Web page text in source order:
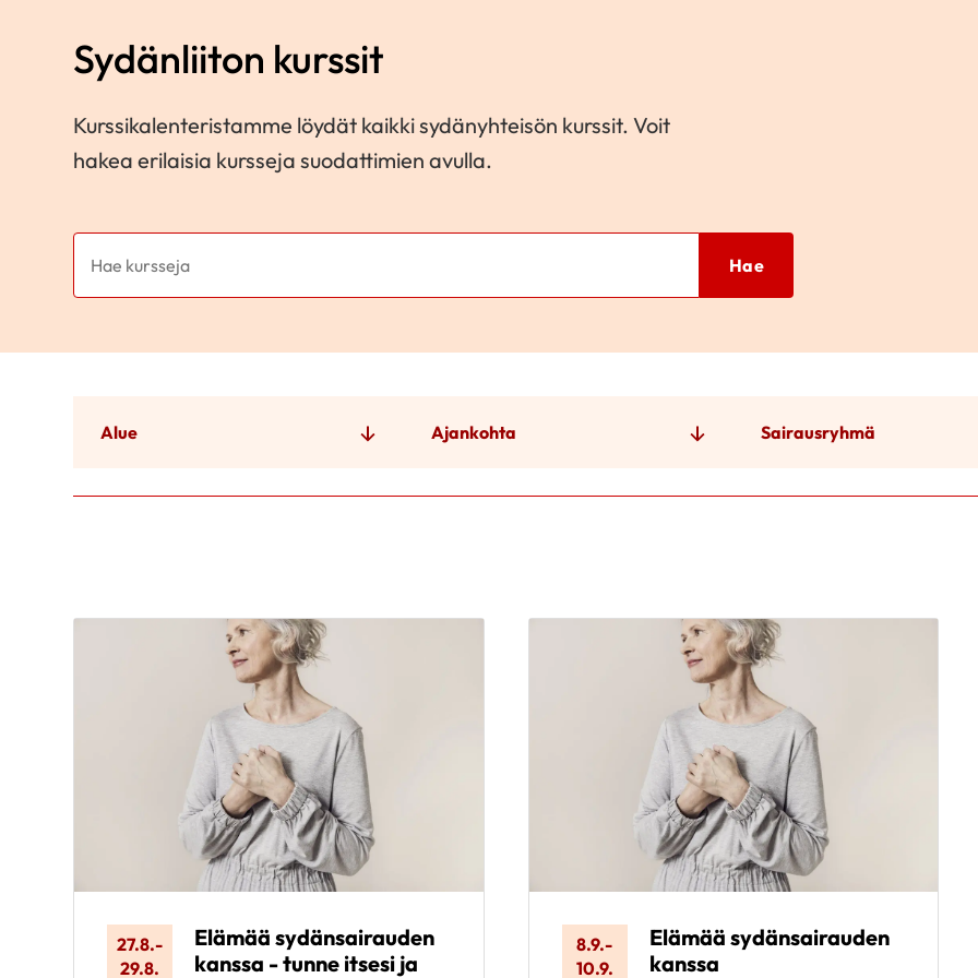
Sydänliiton kurssit
Kurssikalenteristamme löydät kaikki sydänyhteisön kurssit. Voit
hakea erilaisia kursseja suodattimien avulla.
Hae
Alue Ajankohta Sairausryhmä
27.8.-
29.8.
Elämää sydänsairauden
kanssa - tunne itsesi ja
8.9.-
10.9.
Elämää sydänsairauden
kanssa